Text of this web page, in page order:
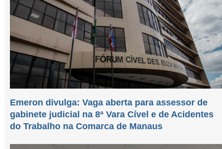
Emeron divulga: Vaga aberta para assessor de
gabinete judicial na 8ª Vara Cível e de Acidentes
do Trabalho na Comarca de Manaus